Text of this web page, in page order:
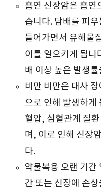
흡연 신장암은 흡연
습니다. 담배를 피
들어가면서 유해물
이를 일으키게 됩니
배 이상 높은 발생
비만 비만은 대사
으로 인해 발생하게
혈압, 심혈관계 질
며, 이로 인해 신장
다.
약물복용 오랜 기간
간 또는 신장에 손